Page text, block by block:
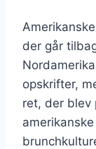
der går
opskrifter,
ret, der blev